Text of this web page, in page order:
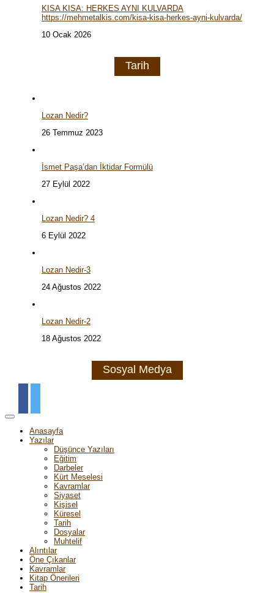
KISA KISA: HERKES AYNI KULVARDA
https://mehmetalkis.com/kisa-kisa-herkes-ayni-kulvarda/
10 Ocak 2026
Tarih
Lozan Nedir?
26 Temmuz 2023
İsmet Paşa’dan İktidar Formülü
27 Eylül 2022
Lozan Nedir? 4
6 Eylül 2022
Lozan Nedir-3
24 Ağustos 2022
Lozan Nedir-2
18 Ağustos 2022
Sosyal Medya
Anasayfa
Yazılar
Düşünce Yazıları
Eğitim
Darbeler
Kürt Meselesi
Kavramlar
Siyaset
Kişisel
Küresel
Tarih
Dosyalar
Muhtelif
Alıntılar
Öne Çıkanlar
Kavramlar
Kitap Önerileri
Tarih